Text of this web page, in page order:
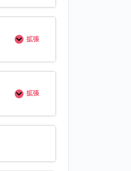
拡張
拡張